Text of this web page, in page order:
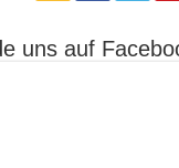
uns auf